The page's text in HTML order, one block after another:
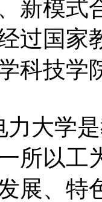
新模式
过国
科技学
大学
所以工
展、特